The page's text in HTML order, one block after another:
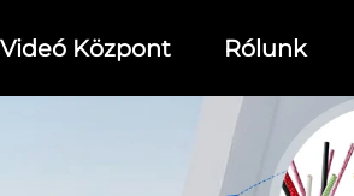
Videó Központ Rólunk